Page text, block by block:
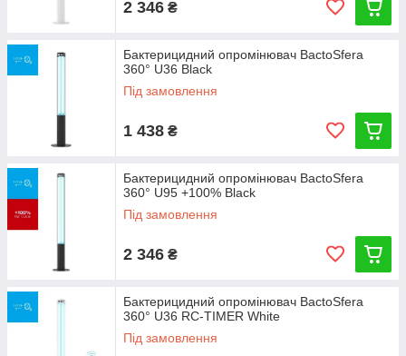
2 346 ₴
Бактерицидний опромінювач BactoSfera
360° U36 Black
Під замовлення
1 438 ₴
Бактерицидний опромінювач BactoSfera
360° U95 +100% Black
Під замовлення
2 346 ₴
Бактерицидний опромінювач BactoSfera
360° U36 RC-TIMER White
Під замовлення